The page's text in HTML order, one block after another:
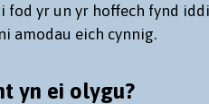
fod yr un yr hoffech fynd
amodau eich cynnig.
yn ei olygu?